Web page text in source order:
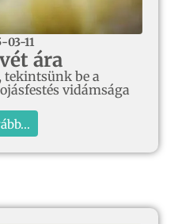
03-11
ára
tekintsünk be a
vidámsága